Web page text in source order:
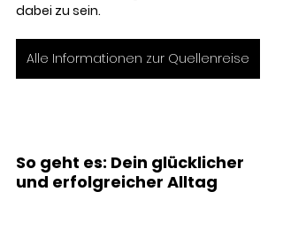
dabei zu sein.
Alle Informationen zur Quellenreise
So geht es: Dein glücklicher
und erfolgreicher Alltag